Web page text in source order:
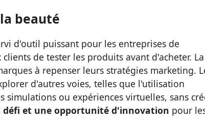
beauté
d'outil puissant pour les entreprises de
de tester les produits avant d'acheter. La
à repenser leurs stratégies marketing.
d'autres voies, telles que l'utilisation
ou expériences virtuelles, sans
défi et une opportunité d'innovation pour